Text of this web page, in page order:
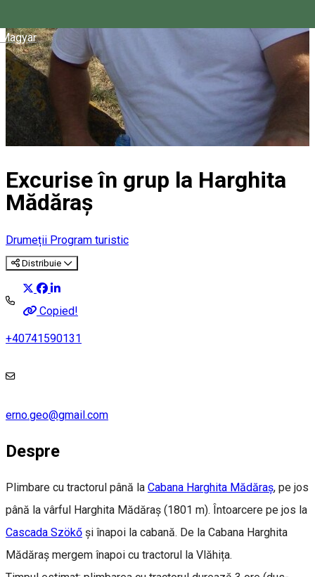
Magyar
Excurise în grup la Harghita
Mădăraș
Drumeții Program turistic
Distribuie
Copied!
+40741590131
erno.geo@gmail.com
Despre
Plimbare cu tractorul până la Cabana Harghita Mădăraș, pe jos
până la vârful Harghita Mădăraș (1801 m). Întoarcere pe jos la
Cascada Szökő și înapoi la cabană. De la Cabana Harghita
Mădăraș mergem înapoi cu tractorul la Vlăhița.